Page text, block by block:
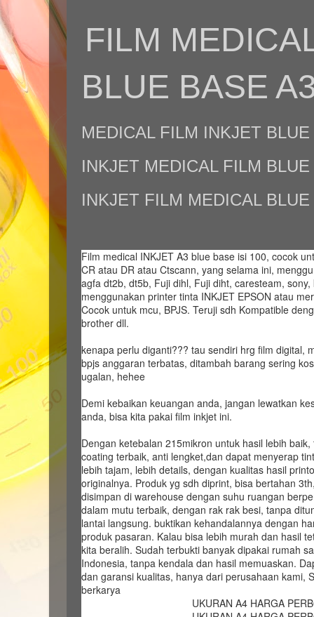
FILM
BLUE BASE
MEDICAL FILM INKJET
INKJET MEDICAL FILM
INKJET FILM MEDICAL
Film medical INKJET A3 blue base isi 100, cocok
CR atau DR atau Ctscann, yang selama ini,
agfa dt2b, dt5b, Fuji dihl, Fuji diht, caresteam,
menggunakan printer tinta INKJET EPSON atau
Cocok untuk mcu, BPJS. Teruji sdh Kompatible
brother dll.
kenapa perlu diganti??? tau sendiri hrg film digital,
bpjs anggaran terbatas, ditambah barang sering
ugalan, hehee
Demi kebaikan keuangan anda, jangan lewatkan
anda, bisa kita pakai film inkjet ini.
Dengan ketebalan 215mikron untuk hasil lebih
coating terbaik, anti lengket,dan dapat menyerap
lebih tajam, lebih details, dengan kualitas hasil
originalnya. Produk yg sdh diprint, bisa bertahan
disimpan di warehouse dengan suhu ruangan
dalam mutu terbaik, dengan rak rak besi, tanpa
lantai langsung. buktikan kehandalannya dengan
produk pasaran. Kalau bisa lebih murah dan hasil
kita beralih. Sudah terbukti banyak dipakai rumah
Indonesia, tanpa kendala dan hasil memuaskan.
dan garansi kualitas, hanya dari perusahaan kami,
berkarya
UKURAN A4 HARGA